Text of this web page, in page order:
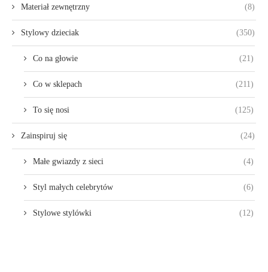
Materiał zewnętrzny (8)
Stylowy dzieciak (350)
Co na głowie (21)
Co w sklepach (211)
To się nosi (125)
Zainspiruj się (24)
Małe gwiazdy z sieci (4)
Styl małych celebrytów (6)
Stylowe stylówki (12)